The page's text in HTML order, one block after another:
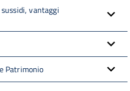
vantaggi
Patrimonio